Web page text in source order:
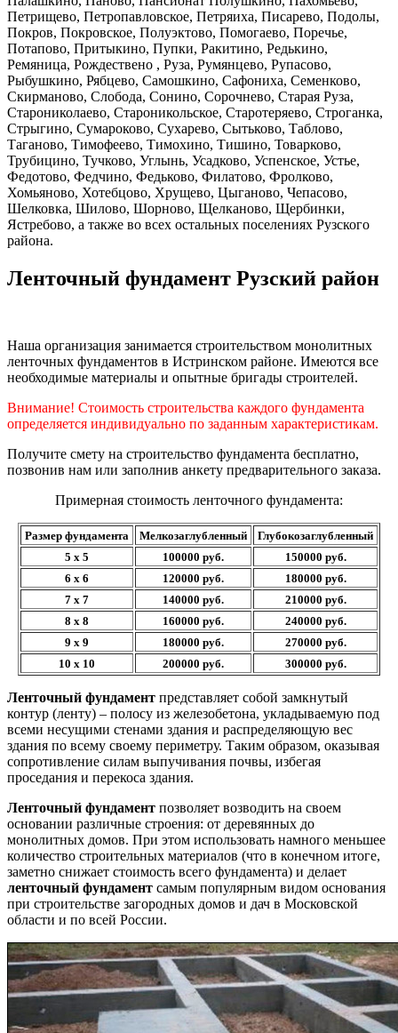
Петрищево, Петропавловское, Петряиха, Писарево, Подолы,
Покров, Покровское, Полуэктово, Помогаево, Поречье,
Потапово, Притыкино, Пупки, Ракитино, Редькино,
Ремяница, Рождествено , Руза, Румянцево, Рупасово,
Рыбушкино, Рябцево, Самошкино, Сафониха, Семенково,
Скирманово, Слобода, Сонино, Сорочнево, Старая Руза,
Старониколаево, Староникольское, Старотеряево, Строганка,
Стрыгино, Сумароково, Сухарево, Сытьково, Таблово,
Таганово, Тимофеево, Тимохино, Тишино, Товарково,
Трубицино, Тучково, Углынь, Усадково, Успенское, Устье,
Федотово, Федчино, Федьково, Филатово, Фролково,
Хомьяново, Хотебцово, Хрущево, Цыганово, Чепасово,
Шелковка, Шилово, Шорново, Щелканово, Щербинки,
Ястребово, а также во всех остальных поселениях Рузского
района.
Ленточный фундамент Рузский район
Наша организация занимается строительством монолитных
ленточных фундаментов в Истринском районе. Имеются все
необходимые материалы и опытные бригады строителей.
Внимание! Стоимость строительства каждого фундамента
определяется индивидуально по заданным характеристикам.
Получите смету на строительство фундамента бесплатно,
позвонив нам или заполнив анкету предварительного заказа.
Примерная стоимость ленточного фундамента:
Размер фундамента Мелкозаглубленный
Глубокозаглубленный
5 x 5
100000 руб.
150000 руб.
6 x 6
120000 руб.
180000 руб.
7 x 7
140000 руб.
210000 руб.
8 х 8
160000 руб.
240000 руб.
9 x 9
180000 руб.
270000 руб.
10 x 10
200000 руб. 300000 руб.
Ленточный фундамент представляет собой замкнутый
контур (ленту) – полосу из железобетона, укладываемую под
всеми несущими стенами здания и распределяющую вес
здания по всему своему периметру. Таким образом, оказывая
сопротивление силам выпучивания почвы, избегая
проседания и перекоса здания.
Ленточный фундамент позволяет возводить на своем
основании различные строения: от деревянных до
монолитных домов. При этом использовать намного меньшее
количество строительных материалов (что в конечном итоге,
заметно снижает стоимость всего фундамента) и делает
ленточный фундамент самым популярным видом основания
при строительстве загородных домов и дач в Московской
области и по всей России.